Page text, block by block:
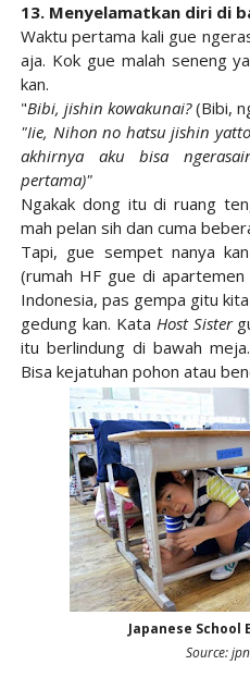
13. Menyelamatkan diri di
Waktu pertama kali gue
aja. Kok gue malah seneng
kan.
"Bibi, jishin kowakunai?(Bibi,
"Iie, Nihon no hatsu jishin
akhirnya aku bisa
pertama)"
Ngakak dong itu di ruang
mah pelan sih dan cuma
Tapi, gue sempet nanya
(rumah HF gue di apartemen
Indonesia, pas gempa gitu
gedung kan. Kata Host Sister
itu berlindung di bawah
Bisa kejatuhan pohon atau
Japanese
Source: